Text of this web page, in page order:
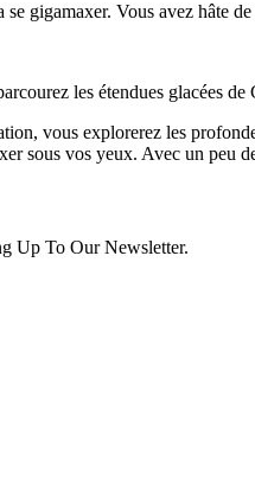
gigamaxer. Vous avez hâte
les étendues glacées
vous explorerez les
sous vos yeux. Avec un peu
Up To Our Newsletter.